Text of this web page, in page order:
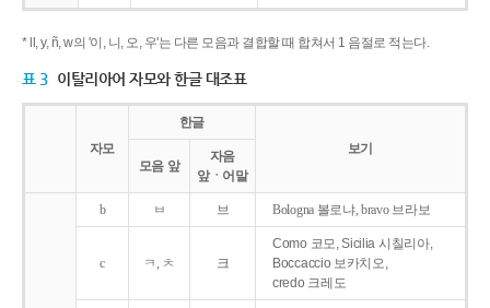
* ll, y, ñ, w의 '이, 니, 오, 우'는 다른 모음과 결합할 때 합쳐서 1 음절로 적는다.
표 3 이탈리아어 자모와 한글 대조표
자모
한글
보기
모음 앞
자음
앞ㆍ어말
b ㅂ 브 Bologna 볼로냐, bravo 브라보
c ㅋ, ㅊ 크
Como 코모, Sicilia 시칠리아,
Boccaccio 보카치오,
credo 크레도